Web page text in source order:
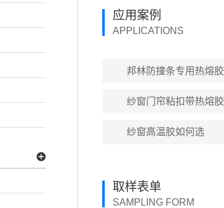
应用案例
APPLICATIONS
邦林防撞条专用热熔胶
纱窗门帘粘扣带热熔胶
纱窗高温胶如何选
取样表单
SAMPLING FORM